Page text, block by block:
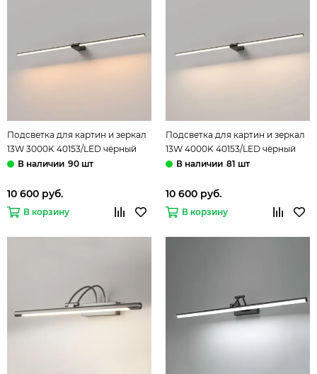
Подсветка для картин и зеркал
13W 3000K 40153/LED чёрный
жемчуг Luar Elektrostandard
90 шт
10 600 руб.
В корзину
Подсветка для картин и зеркал
13W 4000K 40153/LED чёрный
жемчуг Luar Elektrostandard
81 шт
10 600 руб.
В корзину